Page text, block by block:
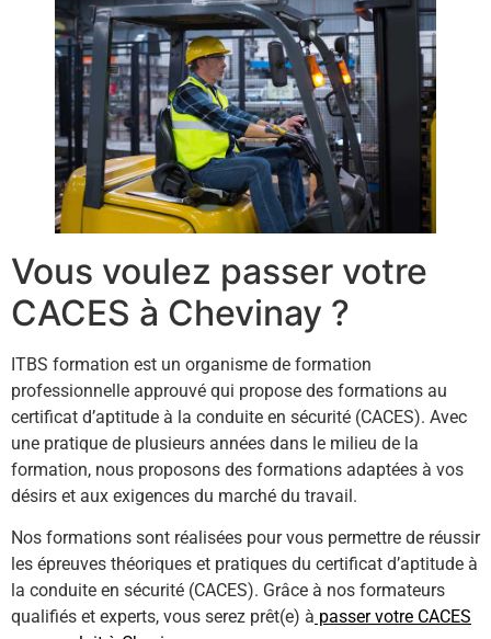
Vous voulez passer votre
CACES à Chevinay ?
ITBS formation est un organisme de formation
professionnelle approuvé qui propose des formations au
certificat d’aptitude à la conduite en sécurité (CACES). Avec
une pratique de plusieurs années dans le milieu de la
formation, nous proposons des formations adaptées à vos
désirs et aux exigences du marché du travail.
Nos formations sont réalisées pour vous permettre de réussir
les épreuves théoriques et pratiques du certificat d’aptitude à
la conduite en sécurité (CACES). Grâce à nos formateurs
qualifiés et experts, vous serez prêt(e) à passer votre CACES